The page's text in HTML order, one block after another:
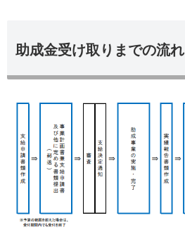
助成金受け取りまでの流れ